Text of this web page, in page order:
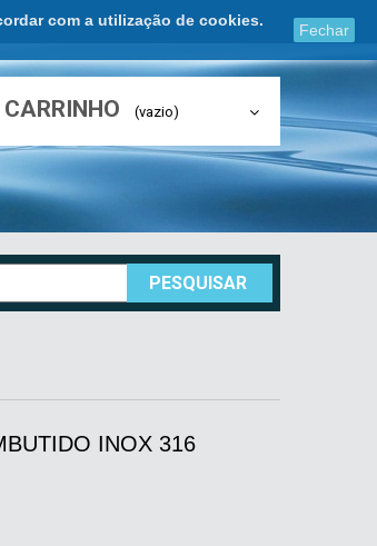
com a utilização de cookies.
Fechar
CARRINHO (vazio)
PESQUISAR
INOX 316